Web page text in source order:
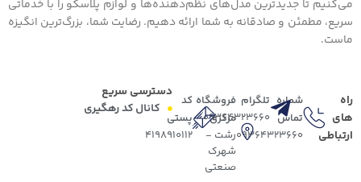
می‌کنیم تا جدیدترین مدل‌های نظم‌دهنده‌ها و لوازم پلاسکو را با خدماتی
سریع، مطمئن و صادقانه به شما ارائه دهیم. رضایت شما، بزرگ‌ترین انگیزه
ماست.
دسترسی سریع
کانال کد رهگیری
راه
های
ارتباطی
شماره
تماس
09364323660
تلگرام
09364323660
فروشگاه
مرکزی
رشت -
شهرک
صنعتی
کد
پستی
4198910112